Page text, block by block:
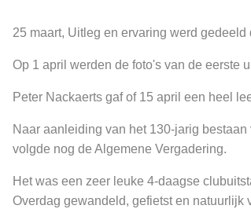
25 maart, Uitleg en ervaring werd
Op 1 april werden de foto's van de eerste
Peter Nackaerts gaf of 15 april een heel
Naar aanleiding van het 130-jarig
volgde nog de Algemene Vergadering.
Het was een zeer leuke 4-daagse
Overdag gewandeld, gefietst en natuurlijk